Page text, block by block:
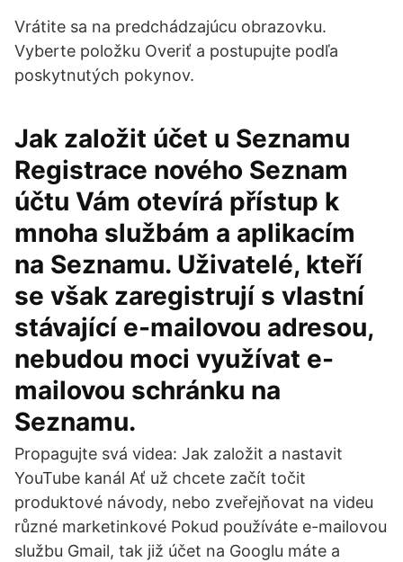
Vrátite sa na predchádzajúcu obrazovku.
Vyberte položku Overiť a postupujte podľa
poskytnutých pokynov.
Jak založit účet u Seznamu
Registrace nového Seznam
účtu Vám otevírá přístup k
mnoha službám a aplikacím
na Seznamu. Uživatelé, kteří
se však zaregistrují s vlastní
stávající e-mailovou adresou,
nebudou moci využívat e-
mailovou schránku na
Seznamu.
Propagujte svá videa: Jak založit a nastavit
YouTube kanál Ať už chcete začít točit
produktové návody, nebo zveřejňovat na videu
různé marketinkové Pokud používáte e-mailovou
službu Gmail, tak již účet na Googlu máte a